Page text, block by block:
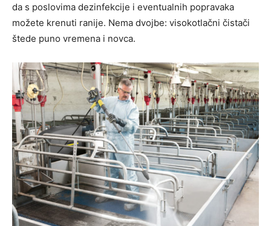
da s poslovima dezinfekcije i eventualnih popravaka
možete krenuti ranije. Nema dvojbe: visokotlačni čistači
štede puno vremena i novca.